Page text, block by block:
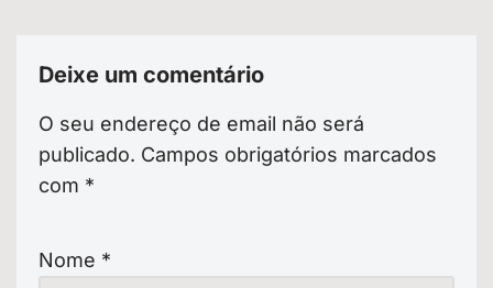
Deixe um comentário
O seu endereço de email não será
publicado. Campos obrigatórios marcados
com *
Nome *